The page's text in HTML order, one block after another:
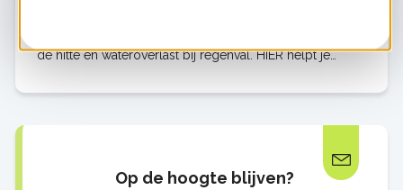
de hitte en wateroverlast bij regenval. HIER helpt je
Op de hoogte blijven?